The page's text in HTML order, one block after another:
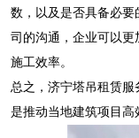
数，以及是否具备必
司的沟通，企业可以
施工效率。
总之，济宁塔吊租赁服
是推动当地建筑项目高